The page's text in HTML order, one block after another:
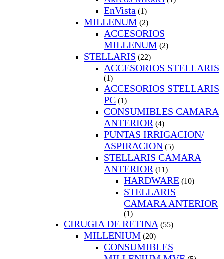
EnVista (1)
MILLENUM (2)
ACCESORIOS
MILLENUM (2)
STELLARIS (22)
ACCESORIOS STELLARIS
(1)
ACCESORIOS STELLARIS
PC (1)
CONSUMIBLES CAMARA
ANTERIOR (4)
PUNTAS IRRIGACION/
ASPIRACION (5)
STELLARIS CAMARA
ANTERIOR (11)
HARDWARE (10)
STELLARIS
CAMARA ANTERIOR
(1)
CIRUGIA DE RETINA (55)
MILLENIUM (20)
CONSUMIBLES